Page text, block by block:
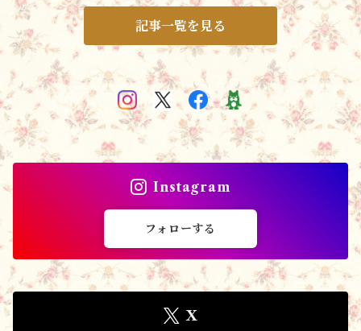
記事一覧を見る
Instagram
フォローする
X